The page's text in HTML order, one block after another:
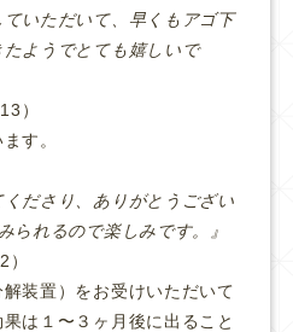
いただいて、早くもアゴ下
ようでとても嬉しいで
）
す。
くださり、ありがとうござい
られるので楽しみです。』
装置）をお受けいただいて
は１〜３ヶ月後に出ること